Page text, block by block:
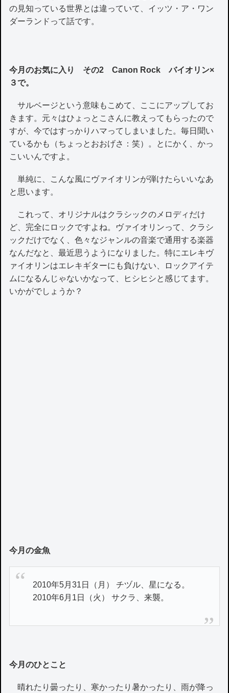
の見知っている世界とは違っていて、イッツ・ア・ワン
ダーランドって話です。
今月のお気に入り その2 Canon Rock バイオリン×
３で。
サルベージという意味もこめて、ここにアップしてお
きます。元々はひょっとこさんに教えってもらったので
すが、今ではすっかりハマってしまいました。毎日聞い
ているかも（ちょっとおおげさ：笑）。とにかく、かっ
こいいんですよ。
単純に、こんな風にヴァイオリンが弾けたらいいなあ
と思います。
これって、オリジナルはクラシックのメロディだけ
ど、完全にロックですよね。ヴァイオリンって、クラシ
ックだけでなく、色々なジャンルの音楽で通用する楽器
なんだなと、最近思うようになりました。特にエレキヴ
ァイオリンはエレキギターにも負けない、ロックアイテ
ムになるんじゃないかなって、ヒシヒシと感じてます。
いかがでしょうか？
今月の金魚
2010年5月31日（月） チヅル、星になる。
2010年6月1日（火） サクラ、来襲。
今月のひとこと
晴れたり曇ったり、寒かったり暑かったり、雨が降っ